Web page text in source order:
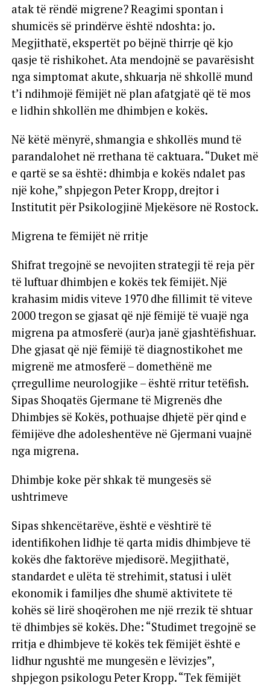
atak të rëndë migrene? Reagimi spontan i
shumicës së prindërve është ndoshta: jo.
Megjithatë, ekspertët po bëjnë thirrje që kjo
qasje të rishikohet. Ata mendojnë se pavarësisht
nga simptomat akute, shkuarja në shkollë mund
t’i ndihmojë fëmijët në plan afatgjatë që të mos
e lidhin shkollën me dhimbjen e kokës.
Në këtë mënyrë, shmangia e shkollës mund të
parandalohet në rrethana të caktuara. “Duket më
e qartë se sa është: dhimbja e kokës ndalet pas
një kohe,” shpjegon Peter Kropp, drejtor i
Institutit për Psikologjinë Mjekësore në Rostock.
Migrena te fëmijët në rritje
Shifrat tregojnë se nevojiten strategji të reja për
të luftuar dhimbjen e kokës tek fëmijët. Një
krahasim midis viteve 1970 dhe fillimit të viteve
2000 tregon se gjasat që një fëmijë të vuajë nga
migrena pa atmosferë (aur)a janë gjashtëfishuar.
Dhe gjasat që një fëmijë të diagnostikohet me
migrenë me atmosferë – domethënë me
çrregullime neurologjike – është rritur tetëfish.
Sipas Shoqatës Gjermane të Migrenës dhe
Dhimbjes së Kokës, pothuajse dhjetë për qind e
fëmijëve dhe adoleshentëve në Gjermani vuajnë
nga migrena.
Dhimbje koke për shkak të mungesës së
ushtrimeve
Sipas shkencëtarëve, është e vështirë të
identifikohen lidhje të qarta midis dhimbjeve të
kokës dhe faktorëve mjedisorë. Megjithatë,
standardet e ulëta të strehimit, statusi i ulët
ekonomik i familjes dhe shumë aktivitete të
kohës së lirë shoqërohen me një rrezik të shtuar
të dhimbjes së kokës. Dhe: “Studimet tregojnë se
rritja e dhimbjeve të kokës tek fëmijët është e
lidhur ngushtë me mungesën e lëvizjes”,
shpjegon psikologu Peter Kropp. “Tek fëmijët